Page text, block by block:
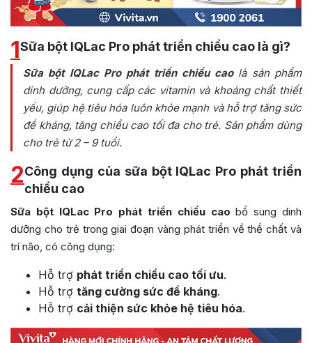
1Sữa bột IQLac Pro phát triển chiều cao là gì?
Sữa bột IQLac Pro phát triển chiều caolà sản phẩm
dinh dưỡng, cung cấp các vitamin và khoáng chất thiết
yếu, giúp hệ tiêu hóa luôn khỏe mạnh và hỗ trợ tăng sức
đề kháng, tăng chiều cao tối đa cho trẻ. Sản phẩm dùng
cho trẻ từ 2 – 9 tuổi.
2Công dụng của sữa bột IQLac Pro phát triển
chiều cao
Sữa bột IQLac Pro phát triển chiều cao bổ sung dinh
dưỡng cho trẻ trong giai đoạn vàng phát triển về thể chất và
trí não, có công dụng:
Hỗ trợ phát triển chiều cao tối ưu.
Hỗ trợ tăng cường sức đề kháng.
Hỗ trợ cải thiện sức khỏe hệ tiêu hóa.